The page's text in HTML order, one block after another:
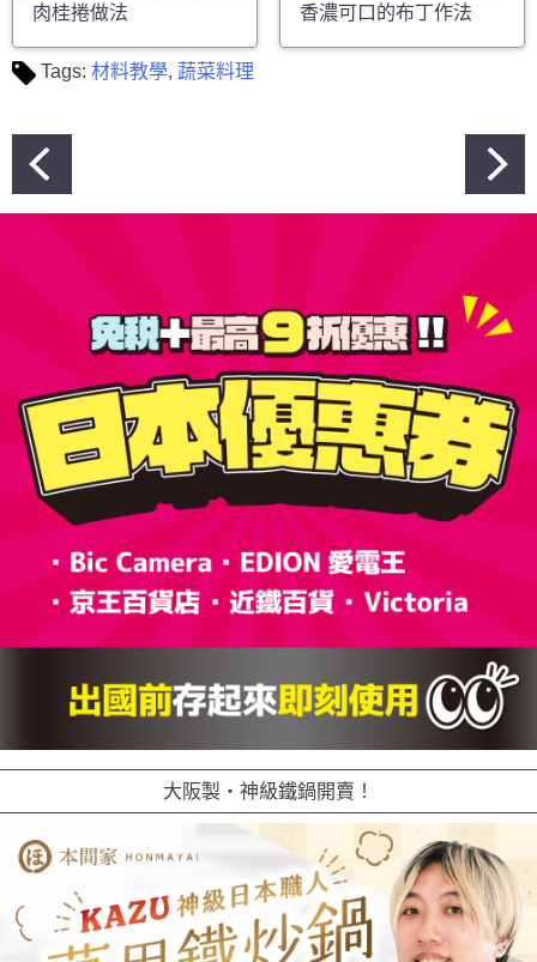
肉桂捲做法 香濃可口的布丁作法
Tags: 材料教學, 蔬菜料理
文
章
大阪製・神級鐵鍋開賣！